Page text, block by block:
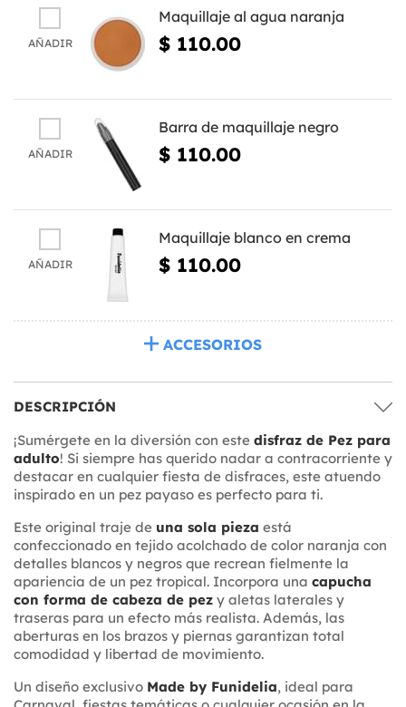
AÑADIR
Maquillaje al agua naranja
$ 110.00
AÑADIR
Barra de maquillaje negro
$ 110.00
AÑADIR
Maquillaje blanco en crema
$ 110.00
ACCESORIOS
DESCRIPCIÓN
¡Sumérgete en la diversión con este disfraz de Pez para
adulto! Si siempre has querido nadar a contracorriente y
destacar en cualquier fiesta de disfraces, este atuendo
inspirado en un pez payaso es perfecto para ti.
Este original traje de una sola pieza está
confeccionado en tejido acolchado de color naranja con
detalles blancos y negros que recrean fielmente la
apariencia de un pez tropical. Incorpora una capucha
con forma de cabeza de pez y aletas laterales y
traseras para un efecto más realista. Además, las
aberturas en los brazos y piernas garantizan total
comodidad y libertad de movimiento.
Un diseño exclusivo Made by Funidelia, ideal para